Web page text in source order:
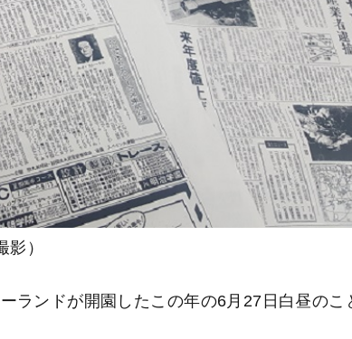
）
ランドが開園したこの年の6月27日白昼のこ